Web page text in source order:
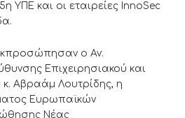
ΥΠΕ και οι εταιρείες InnoSec
ο Αν.
Επιχειρησιακού και
Αβραάμ Λουτρίδης, η
Ευρωπαϊκών
Νέας